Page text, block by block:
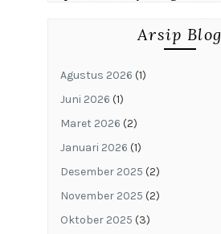
Arsip Blog
Agustus 2026 (1)
Juni 2026 (1)
Maret 2026 (2)
Januari 2026 (1)
Desember 2025 (2)
November 2025 (2)
Oktober 2025 (3)